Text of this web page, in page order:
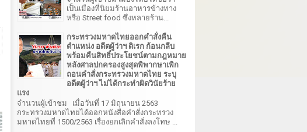
เป็นเมืองที่นิยมร้านอาหารข้างทาง
หรือ Street food ซึ่งหลายร้าน...
กระทรวงมหาดไทยออกคำสั่งคืน
ตำแหน่ง อดีตผู้ว่าฯ ดิเรก ก้อนกลีบ
พร้อมคืนสิทธิ์ประโยชน์ตามกฎหมาย
หลังศาลปกครองสูงสุดพิพากษาเพิก
ถอนคำสั่งกระทรวงมหาดไทย ระบุ
อดีตผู้ว่าฯ ไม่ได้กระทำผิดวินัยร้าย
แรง
จำนวนผู้เข้าชม เมื่อวันที่ 17 มิถุนายน 2563
กระทรวงมหาดไทยได้ออกหนังสือคำสั่งกระทรวง
มหาดไทยที่ 1500/2563 เรื่องยกเลิกคำสั่งลงโทษ ...